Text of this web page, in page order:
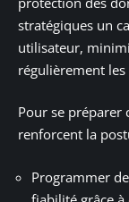
stratégiques un
utilisateur,
régulièrement
Pour se préparer
renforcent la
Programmer